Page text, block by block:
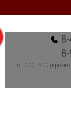
c 10:00-18:00 (кроме